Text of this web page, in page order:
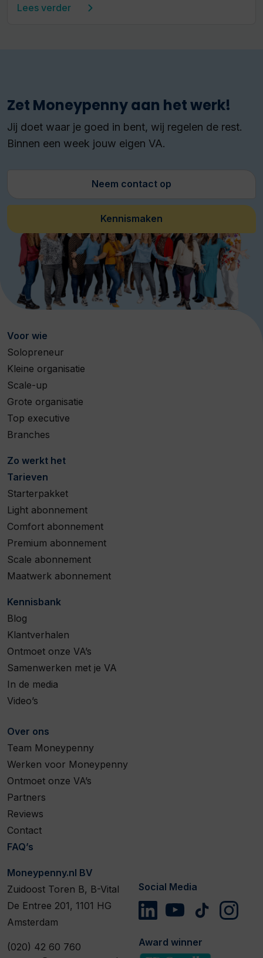
Lees verder
Zet Moneypenny aan het werk!
Jij doet waar je goed in bent, wij regelen de rest.
Binnen een week jouw eigen VA.
Neem contact op
Kennismaken
Voor wie
Solopreneur
Kleine organisatie
Scale-up
Grote organisatie
Top executive
Branches
Zo werkt het
Tarieven
Starterpakket
Light abonnement
Comfort abonnement
Premium abonnement
Scale abonnement
Maatwerk abonnement
Kennisbank
Blog
Klantverhalen
Ontmoet onze VA’s
Samenwerken met je VA
In de media
Video’s
Over ons
Team Moneypenny
Werken voor Moneypenny
Ontmoet onze VA’s
Partners
Reviews
Contact
FAQ’s
Moneypenny.nl BV
Zuidoost Toren B, B-Vital
De Entree 201, 1101 HG
Amsterdam
(020) 42 60 760
Social Media
Award winner